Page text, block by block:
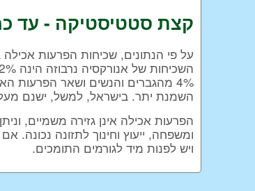
קצת סטטיסטיקה - עד
השמנת יתר. בישראל, למשל, ישנם מעל 250 אלף ילדים הסובלים מהפרעות
הפרעות אכילה אינן גזירה משמיים,
ומשפחה, ייעוץ וחינוך לתזונה
ויש לפנות מיד לגורמים התומכים.